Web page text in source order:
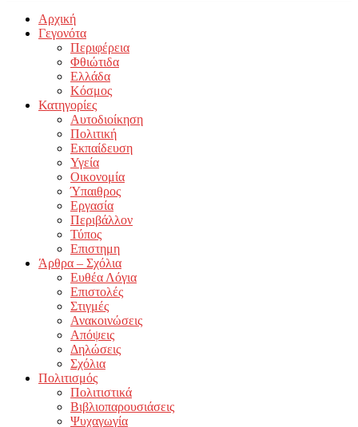
Facebook
Twitter
Instagram
Youtube
Email
Αρχική
Γεγονότα
Περιφέρεια
Φθιώτιδα
Ελλάδα
Κόσμος
Κατηγορίες
Αυτοδιοίκηση
Πολιτική
Εκπαίδευση
Υγεία
Οικονομία
Ύπαιθρος
Εργασία
Περιβάλλον
Τύπος
Επιστημη
Άρθρα – Σχόλια
Ευθέα Λόγια
Επιστολές
Στιγμές
Ανακοινώσεις
Απόψεις
Δηλώσεις
Σχόλια
Πολιτισμός
Πολιτιστικά
Βιβλιοπαρουσιάσεις
Ψυχαγωγία